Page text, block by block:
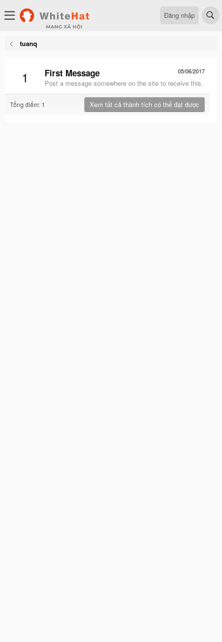
Đăng nhập
tuanq
1 05/06/2017
First Message
Post a message somewhere on the site to receive this.
Tổng điểm: 1 Xem tất cả thành tích có thể đạt được